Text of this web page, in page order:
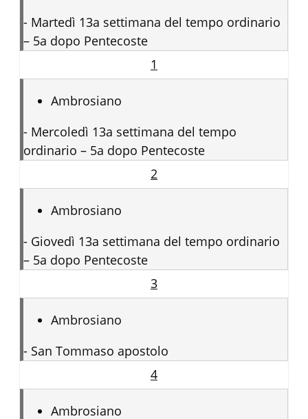
- Martedì 13a settimana del tempo ordinario
– 5a dopo Pentecoste
1
Ambrosiano
- Mercoledì 13a settimana del tempo
ordinario – 5a dopo Pentecoste
2
Ambrosiano
- Giovedì 13a settimana del tempo ordinario
– 5a dopo Pentecoste
3
Ambrosiano
- San Tommaso apostolo
4
Ambrosiano